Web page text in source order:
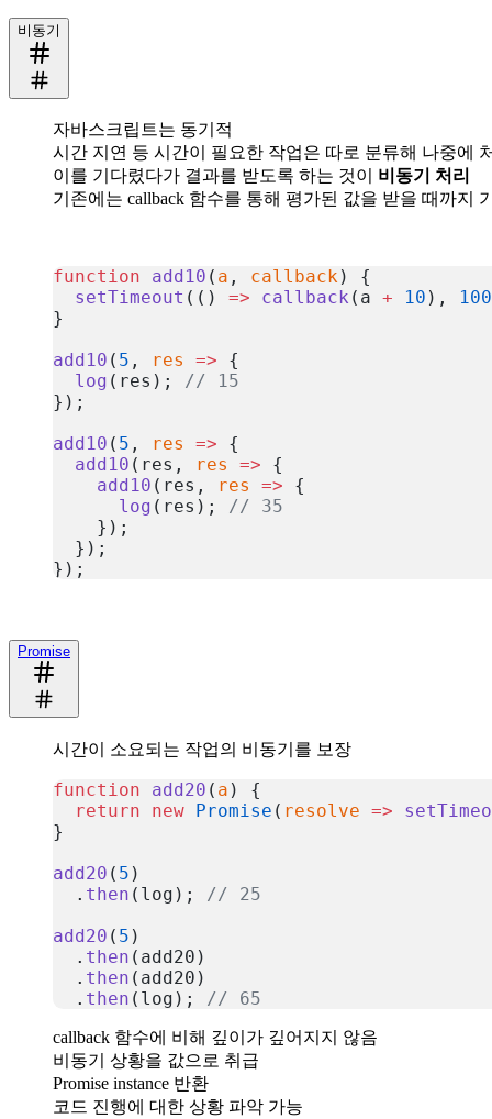
비동기
자바스크립트는 동기적
시간 지연 등 시간이 필요한 작업은 따로 분류해 나중에
이를 기다렸다가 결과를 받도록 하는 것이 비동기 처리
기존에는 callback 함수를 통해 평가된 값을 받을 때까지
function add10 ( a , callback) {
  setTimeout
(() => callback (a + 10 ),
100
}
add10 ( 5 , res => {
  log
(res); // 15
});
add10 ( 5 , res => {
  add10
(res, res => {
    add10
(res, res => {
      log
(res); // 35
    });
  });
});
Promise
시간이 소요되는 작업의 비동기를 보장
function add20 ( a ) {
  return
new Promise ( resolve =>
}
add20 ( 5 )
  .
then (log); // 25
add20 ( 5 )
  .
then (add20)
  .
then (add20)
  .
then (log); // 65
callback 함수에 비해 깊이가 깊어지지 않음
비동기 상황을 값으로 취급
Promise instance 반환
코드 진행에 대한 상황 파악 가능